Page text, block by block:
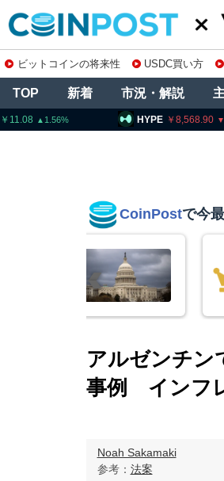
ビットコインの将来性 USDC買い方
TOP 新着 市況・解説
BTC
HYPE 8,568.90
CoinPostで今
アルゼンチン
事例 インフ
Noah Sakamaki
参考： 法案